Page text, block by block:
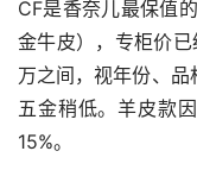
CF是香奈儿最保值
金牛皮），专柜价
万之间，视年份、
五金稍低。羊皮款
15%。